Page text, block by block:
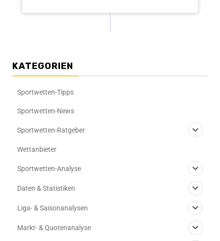
KATEGORIEN
Sportwetten-Tipps
Sportwetten-News
Sportwetten-Ratgeber
Wettanbieter
Sportwetten-Analyse
Daten & Statistiken
Liga- & Saisonanalysen
Markt- & Quotenanalyse